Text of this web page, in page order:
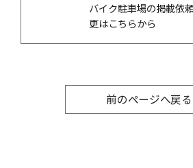
バイク駐車場の掲載依
更はこちらから
前のページへ戻る